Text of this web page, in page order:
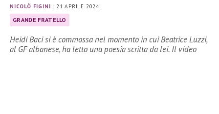
NICOLÒ FIGINI | 21 APRILE 2024
GRANDE FRATELLO
Heidi Baci si è commossa nel momento in cui Beatrice Luzzi,
al GF albanese, ha letto una poesia scritta da lei. Il video